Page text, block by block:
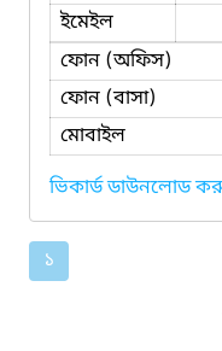
ইমেইল
ফোন (অফিস)
ফোন (বাসা)
মোবাইল
ভিকার্ড ডাউনলোড
১